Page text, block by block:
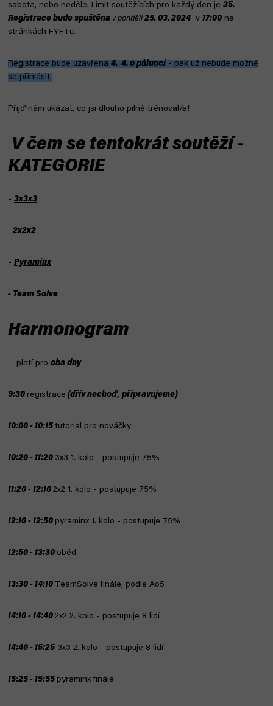
sobota, nebo neděle. Limit soutěžících pro každý den je 35.
Registrace bude spuštěna v pondělí25. 03. 2024 v 17:00 na
stránkách FYFTu.
Registrace bude uzavřena 4. 4. o půlnoci - pak už nebude možné
se přihlásit.
Přijď nám ukázat, co jsi dlouho pilně trénoval/a!
V čem se tentokrát soutěží -
KATEGORIE
- 3x3x3
- 2x2x2
- Pyraminx
- Team Solve
Harmonogram
- platí pro oba dny
9:30 registrace (dřív nechoď, připravujeme)
10:00 - 10:15 tutorial pro nováčky
10:20 - 11:20 3x3 1. kolo - postupuje 75%
11:20 - 12:10 2x2 1. kolo - postupuje 75%
12:10 - 12:50 pyraminx 1. kolo - postupuje 75%
12:50 - 13:30 oběd
13:30 - 14:10 TeamSolve finále, podle Ao5
14:10 - 14:40 2x2 2. kolo - postupuje 8 lidí
14:40 - 15:25 3x3 2. kolo - postupuje 8 lidí
15:25 - 15:55 pyraminx finále